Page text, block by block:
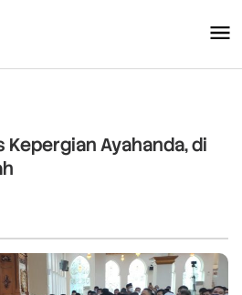
Lepas
Kepergian
Ayahanda,
Kepergian Ayahanda, di